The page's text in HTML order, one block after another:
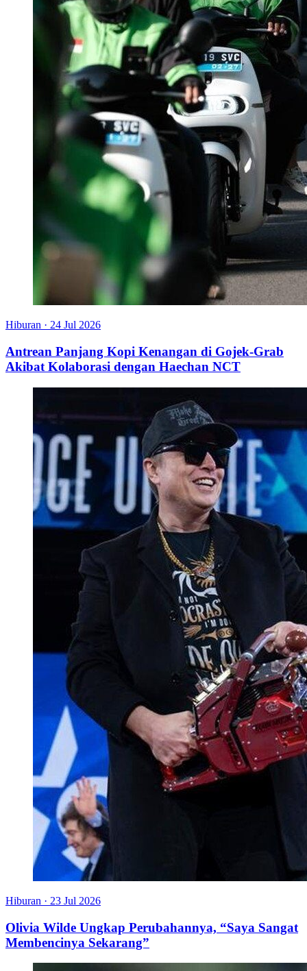
Hiburan · 24 Jul 2026
Antrean Panjang Kopi Kenangan di Gojek-Grab
Akibat Kolaborasi dengan Haechan NCT
Hiburan · 23 Jul 2026
Olivia Wilde Ungkap Perubahannya, “Saya Sangat
Membencinya Sekarang”